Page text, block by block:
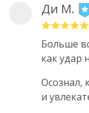
Ди М.
Больше
как удар
Осознал,
и